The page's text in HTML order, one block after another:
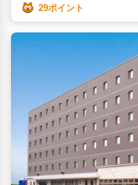
29ポイント